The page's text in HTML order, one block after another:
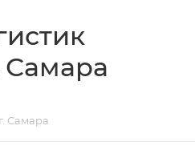
Самара
Самара